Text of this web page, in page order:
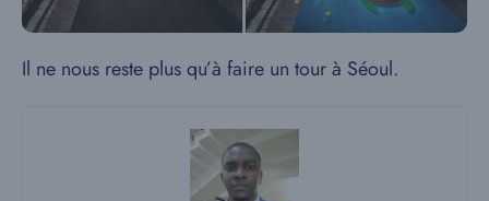
Il ne nous reste plus qu’à faire un tour à Séoul.